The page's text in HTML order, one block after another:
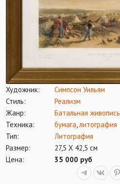
Художник:
Симпсон Уильям
Стиль:
Реализм
Жанр:
Батальная живопись
Техника:
бумага,литография
Тип:
Литография
Размер:
27,5 Х 42,5 см
Цена:
35 000 руб